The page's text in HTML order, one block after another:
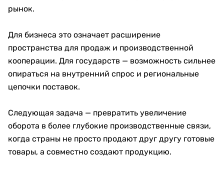
рынок.
Для бизнеса это означает расширение
пространства для продаж и производственной
кооперации. Для государств — возможность сильнее
опираться на внутренний спрос и региональные
цепочки поставок.
Следующая задача — превратить увеличение
оборота в более глубокие производственные связи,
когда страны не просто продают друг другу готовые
товары, а совместно создают продукцию.